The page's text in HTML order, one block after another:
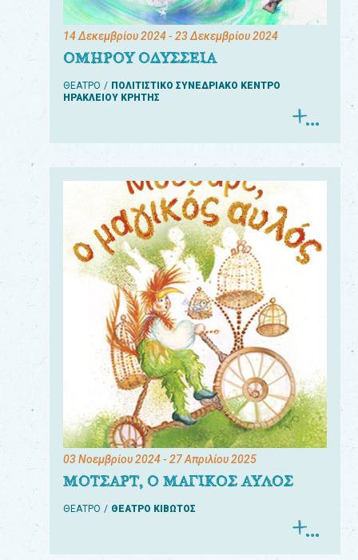
14 Δεκεμβρίου 2024- 23 Δεκεμβρίου 2024
ΟΜΗΡΟΥ ΟΔΥΣΣΕΙΑ
ΘΕΑΤΡΟ
ΠΟΛΙΤΙΣΤΙΚΟ ΣΥΝΕΔΡΙΑΚΟ ΚΕΝΤΡΟ
ΗΡΑΚΛΕΙΟΥ ΚΡΗΤΗΣ
03 Νοεμβρίου 2024- 27 Απριλίου 2025
ΜΟΤΣΑΡΤ, Ο ΜΑΓΙΚΟΣ ΑΥΛΟΣ
ΘΕΑΤΡΟ ΘΕΑΤΡΟ ΚΙΒΩΤΟΣ